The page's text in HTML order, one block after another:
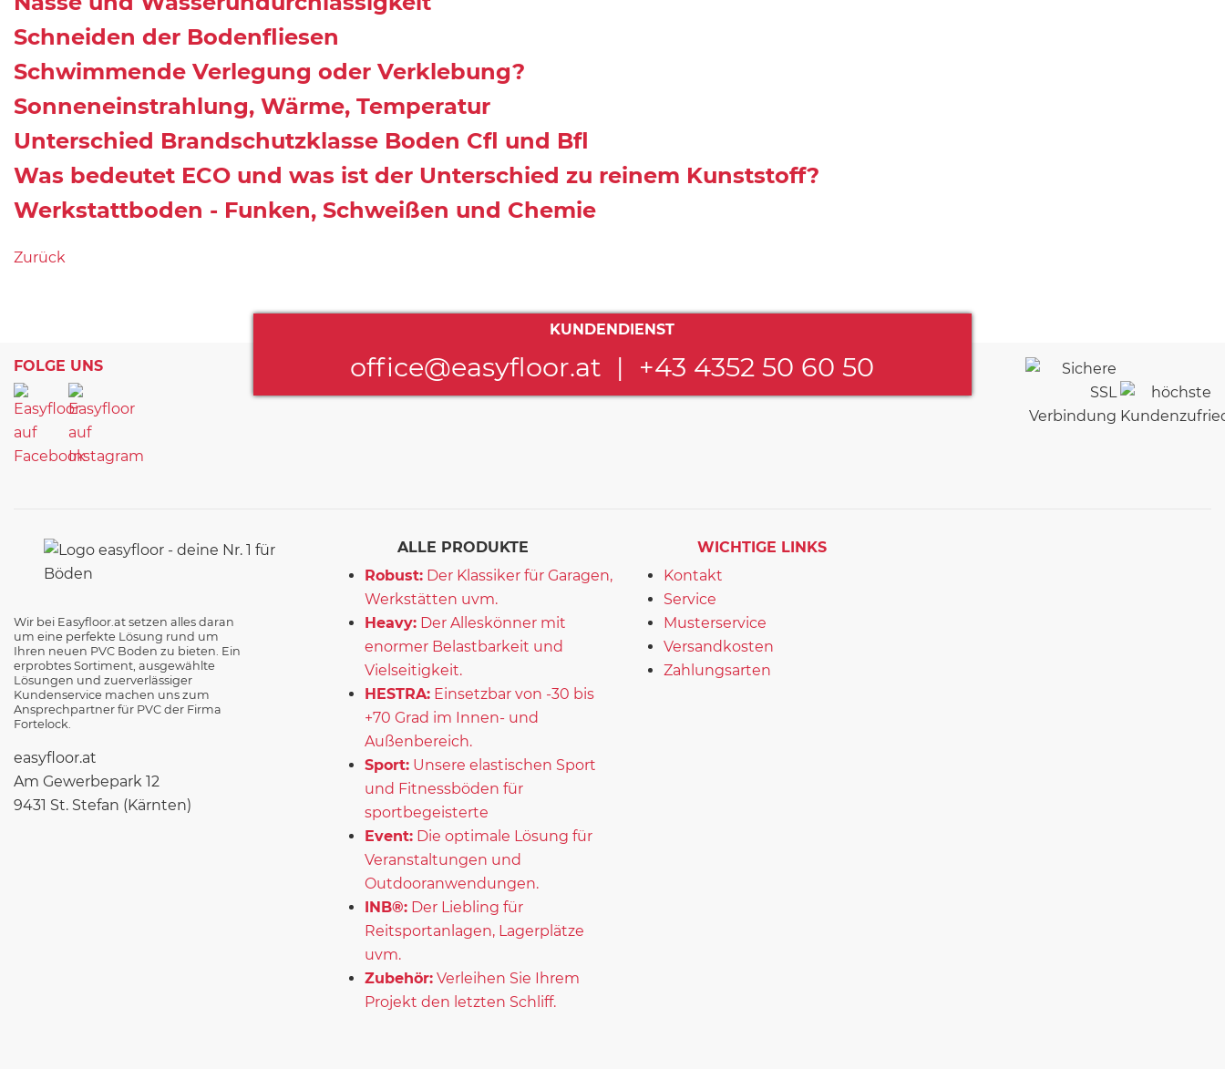
Schneiden der Bodenfliesen
Schwimmende Verlegung oder Verklebung?
Sonneneinstrahlung, Wärme, Temperatur
Unterschied Brandschutzklasse Boden Cfl und Bfl
Was bedeutet ECO und was ist der Unterschied zu reinem Kunststoff?
Werkstattboden - Funken, Schweißen und Chemie
Zurück
FOLGE UNS
KUNDENDIENST
office@easyfloor.at | +43 4352 50 60 50
Wir bei Easyfloor.at setzen alles daran
um eine perfekte Lösung rund um
Ihren neuen PVC Boden zu bieten. Ein
erprobtes Sortiment, ausgewählte
Lösungen und zuerverlässiger
Kundenservice machen uns zum
Ansprechpartner für PVC der Firma
Fortelock.
easyfloor.at
Am Gewerbepark 12
9431 St. Stefan (Kärnten)
ALLE PRODUKTE
Robust: Der Klassiker für Garagen,
Werkstätten uvm.
Heavy: Der Alleskönner mit
enormer Belastbarkeit und
Vielseitigkeit.
HESTRA: Einsetzbar von -30 bis
+70 Grad im Innen- und
Außenbereich.
Sport: Unsere elastischen Sport
und Fitnessböden für
sportbegeisterte
Event: Die optimale Lösung für
Veranstaltungen und
Outdooranwendungen.
INB®: Der Liebling für
Reitsportanlagen, Lagerplätze
uvm.
Zubehör: Verleihen Sie Ihrem
Projekt den letzten Schliff.
WICHTIGE LINKS
Kontakt
Service
Musterservice
Versandkosten
Zahlungsarten